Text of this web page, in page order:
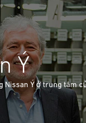
Ý
Nissan Ý ở trung tâm